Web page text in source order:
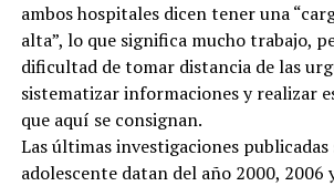
ambos hospitales dicen tener una
alta”, lo que significa mucho trabajo,
dificultad de tomar distancia de las
sistematizar informaciones y realizar
que aquí se consignan.
Las últimas investigaciones publicadas
adolescente datan del año 2000, 2006